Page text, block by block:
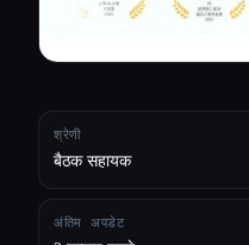
श्रेणी
बैठक सहायक
अंतिम अपडेट